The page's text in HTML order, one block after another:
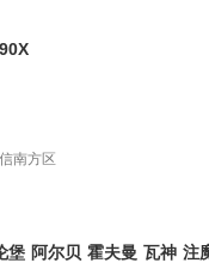
南方区
注魔2）荷武藏威斯康星 战舰